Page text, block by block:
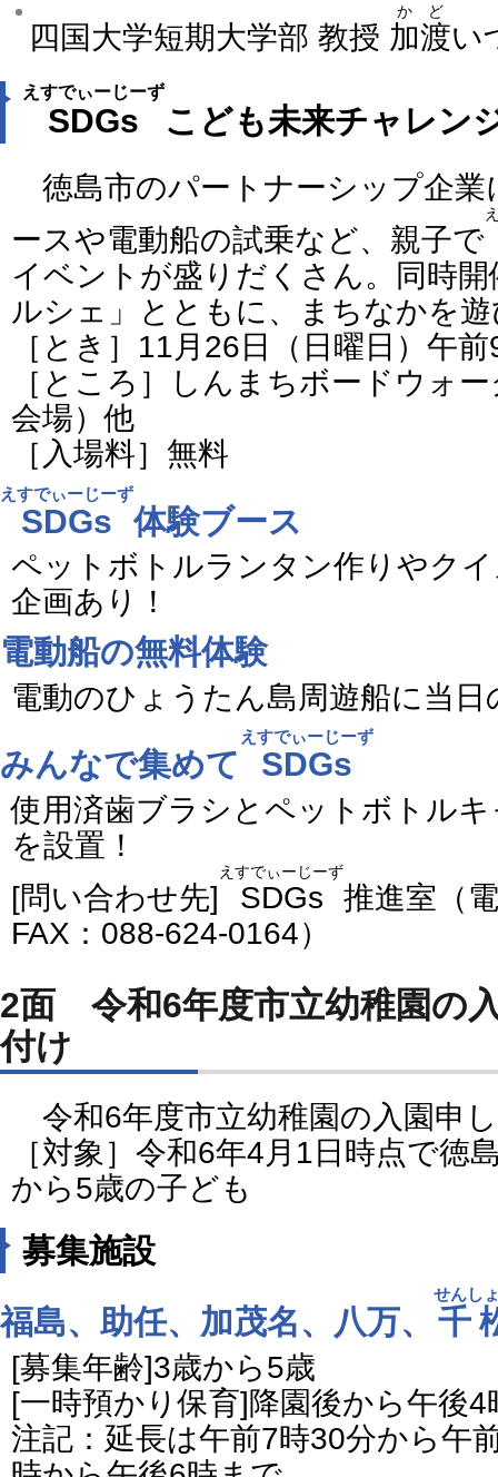
四国大学短期大学部 教授 加渡
かど
い
SDGs
えすでぃーじーず
こども未来チャレン
徳島市のパートナーシップ企業
ースや電動船の試乗など、親子で
イベントが盛りだくさん。同時
ルシェ」とともに、まちなかを
［とき］11月26日（日曜日）午
［ところ］しんまちボードウォ
会場）他
［入場料］無料
SDGs
えすでぃーじーず
体験ブース
ペットボトルランタン作りやク
企画あり！
電動船の無料体験
電動のひょうたん島周遊船に当
みんなで集めて SDGs
えすでぃーじーず
使用済歯ブラシとペットボトル
を設置！
[問い合わせ先]
SDGs
えすでぃーじーず
推進室（
FAX：088-624-0164）
2面 令和6年度市立幼稚園の
付け
令和6年度市立幼稚園の入園申
［対象］令和6年4月1日時点で徳
から5歳の子ども
募集施設
福島、助任、加茂名、八万、 千
せんし
[募集年齢]3歳から5歳
[一時預かり保育]降園後から午後4
注記：延長は午前7時30分から午